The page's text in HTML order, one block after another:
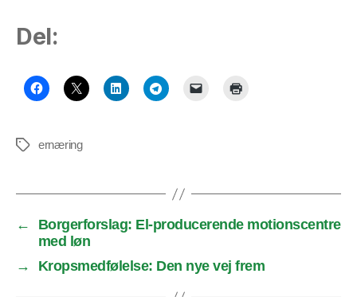
Del:
Tagsernæring
←
Borgerforslag: El-producerende motionscentre
med løn
→
Kropsmedfølelse: Den nye vej frem